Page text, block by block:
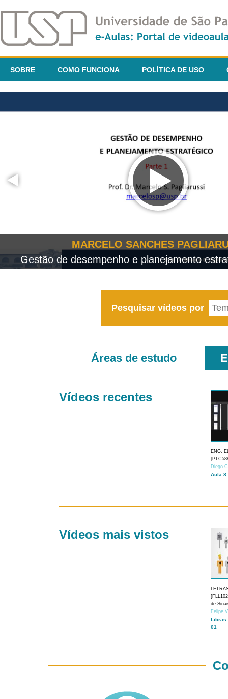
SOBRE COMO FUNCIONA POLÍTICA DE USO
MARCELO SANCHES
Gestão de desempenho e planejamento
Pesquisar vídeos por
Áreas de estudo
Vídeos recentes
ENG.
Diego
Aula 8
Vídeos mais vistos
de
Felipe
Libras
01